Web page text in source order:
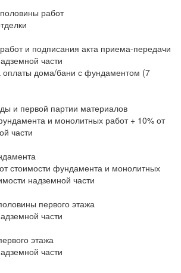
работ
и подписания акта приема-передачи
части
оплаты дома/бани с фундаментом (7
и первой партии материалов
и монолитных работ + 10% от
части
стоимости фундамента и монолитных
надземной части
первого этажа
части
этажа
части